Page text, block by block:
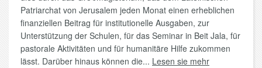
Patriarchat von Jerusalem jeden Monat einen erheblichen
finanziellen Beitrag für institutionelle Ausgaben, zur
Unterstützung der Schulen, für das Seminar in Beit Jala, für
pastorale Aktivitäten und für humanitäre Hilfe zukommen
lässt. Darüber hinaus können die... Lesen sie mehr